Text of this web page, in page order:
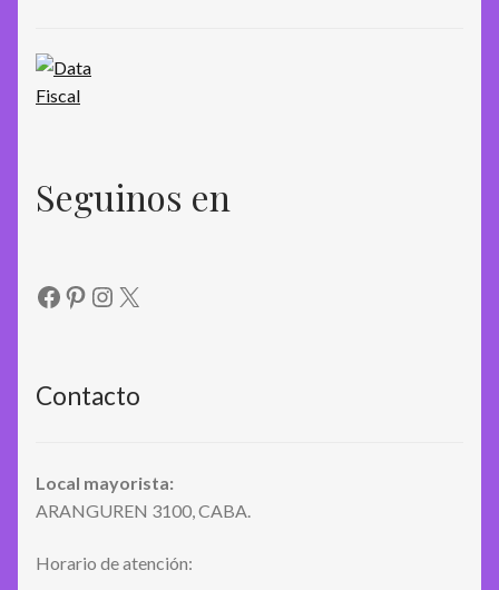
Seguinos en
Facebook
Pinterest
Instagram
X
Contacto
Local mayorista:
ARANGUREN 3100, CABA.
Horario de atención: